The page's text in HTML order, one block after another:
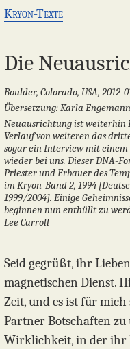
Kryon-Texte
Die
Boulder, Colorado, USA, 2012-
Übersetzung: Karla Engemann
Neuausrichtung ist weiterhin
Verlauf von weiteren das
sogar ein Interview mit einem
wieder bei uns. Dieser DNA-
Priester und Erbauer des
im Kryon-Band 2, 1994
1999/2004]. Einige
beginnen nun enthüllt zu
Lee Carroll
Seid gegrüßt, ihr
magnetischen Dienst.
Zeit, und es ist für
Partner Botschaften
Wirklichkeit, in der ihr